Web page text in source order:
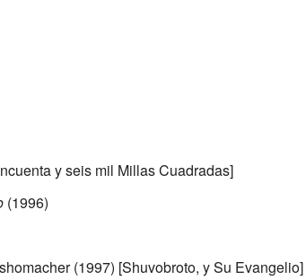
y seis mil Millas Cuadradas]
(1996)
(1997) [Shuvobroto, y Su Evangelio]